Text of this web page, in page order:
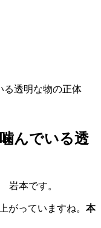
る透明な物の正体
んでいる透
本です。
がっていますね。 本